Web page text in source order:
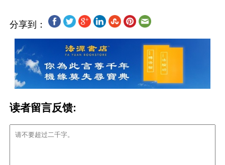
分享到：
读者留言反馈: